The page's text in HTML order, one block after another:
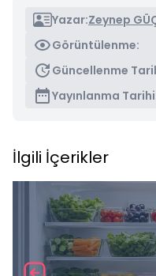
Yazar:Zeynep
Görüntülenme:
Güncellenme
Yayınlanma
İlgili İçerikler